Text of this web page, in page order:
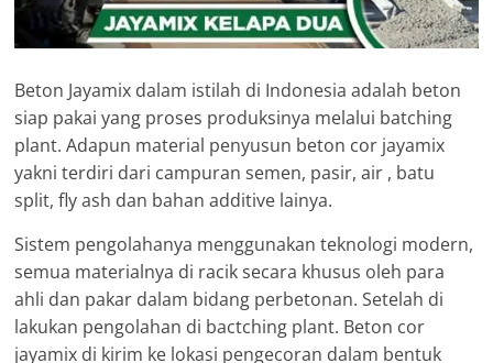
Beton Jayamix dalam istilah di Indonesia adalah beton
siap pakai yang proses produksinya melalui batching
plant. Adapun material penyusun beton cor jayamix
yakni terdiri dari campuran semen, pasir, air , batu
split, fly ash dan bahan additive lainya.
Sistem pengolahanya menggunakan teknologi modern,
semua materialnya di racik secara khusus oleh para
ahli dan pakar dalam bidang perbetonan. Setelah di
lakukan pengolahan di bactching plant. Beton cor
jayamix di kirim ke lokasi pengecoran dalam bentuk